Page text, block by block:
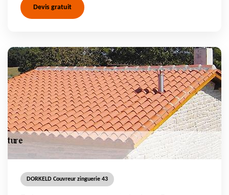
Devis gratuit
DORKELD Couvreur zinguerie 43